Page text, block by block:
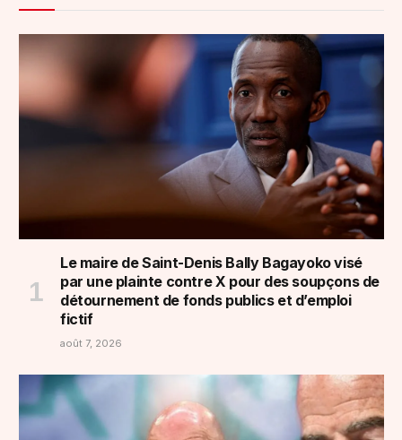
Le maire de Saint-Denis Bally Bagayoko visé
par une plainte contre X pour des soupçons de
détournement de fonds publics et d’emploi
fictif
août 7, 2026